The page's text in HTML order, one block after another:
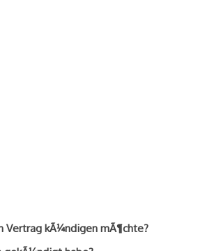
Vertrag kÃ¼ndigen mÃ¶chte?